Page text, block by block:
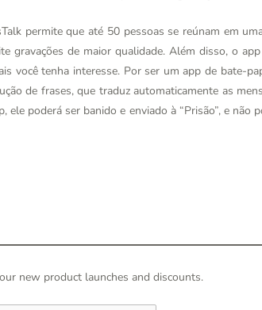
permite que até 50 pessoas se reúnam em
gravações de maior qualidade. Além disso, o
você tenha interesse. Por ser um app de bate-
de frases, que traduz automaticamente as
ele poderá ser banido e enviado à “Prisão”, e não
new product launches and discounts.